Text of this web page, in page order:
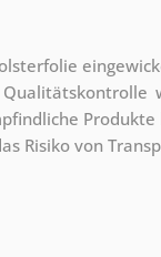
Risiko von